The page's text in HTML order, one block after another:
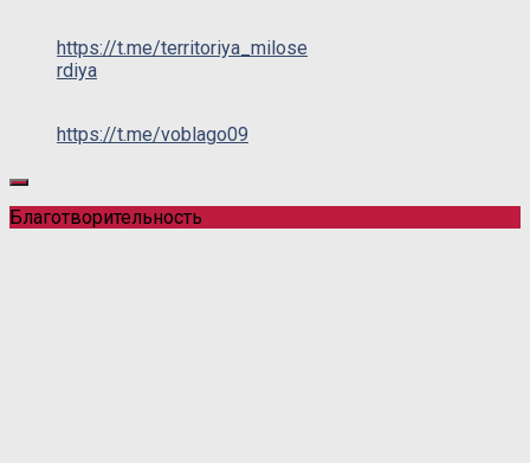
https://t.me/territoriya_milose
rdiya
https://t.me/voblago09
Благотворительность